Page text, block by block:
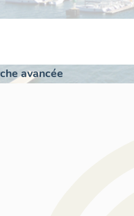
avancée